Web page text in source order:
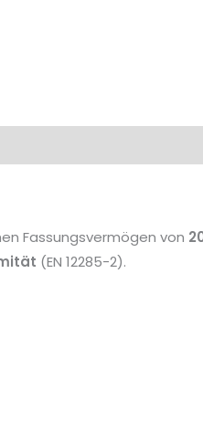
Fassungsvermögen von
(EN 12285-2).